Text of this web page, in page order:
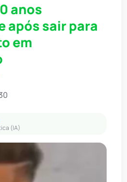
anos
após sair para
em
(IA)